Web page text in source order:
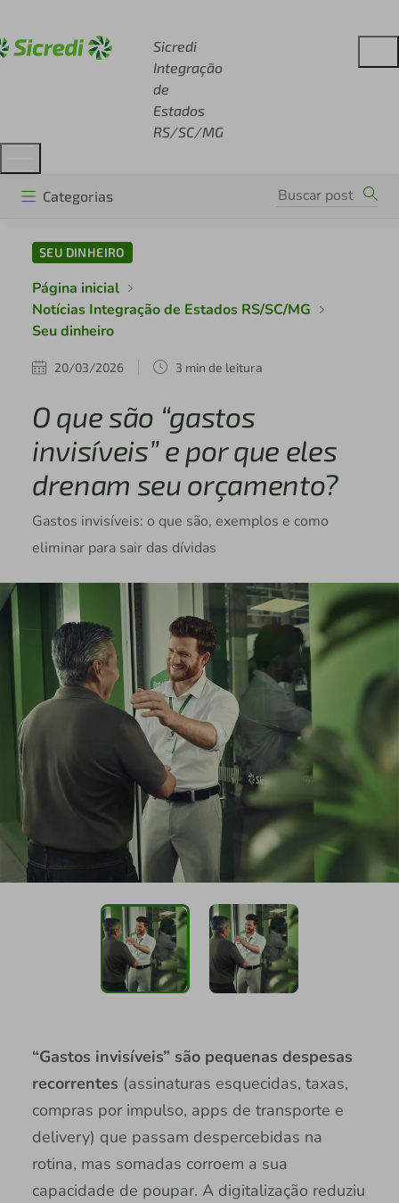
Sicredi
Integração
de
Estados
RS/SC/MG
Categorias
SEU DINHEIRO
Página inicial
Notícias Integração de Estados RS/SC/MG
Seu dinheiro
20/03/2026 3 min de leitura
O que são “gastos
invisíveis” e por que eles
drenam seu orçamento?
Gastos invisíveis: o que são, exemplos e como
eliminar para sair das dívidas
“Gastos invisíveis” são pequenas despesas
recorrentes (assinaturas esquecidas, taxas,
compras por impulso, apps de transporte e
delivery) que passam despercebidas na
rotina, mas somadas corroem a sua
capacidade de poupar. A digitalização reduziu